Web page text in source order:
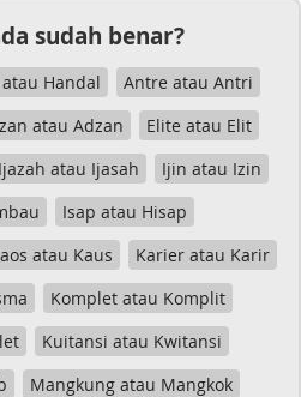
sudah benar?
Handal
Antre atau Antri
atau Adzan
Elite atau Elit
Ijazah atau Ijasah
Ijin atau Izin
Isap atau Hisap
atau Kaus
Karier atau Karir
Komplet atau Komplit
Kuitansi atau Kwitansi
Mangkung atau Mangkok